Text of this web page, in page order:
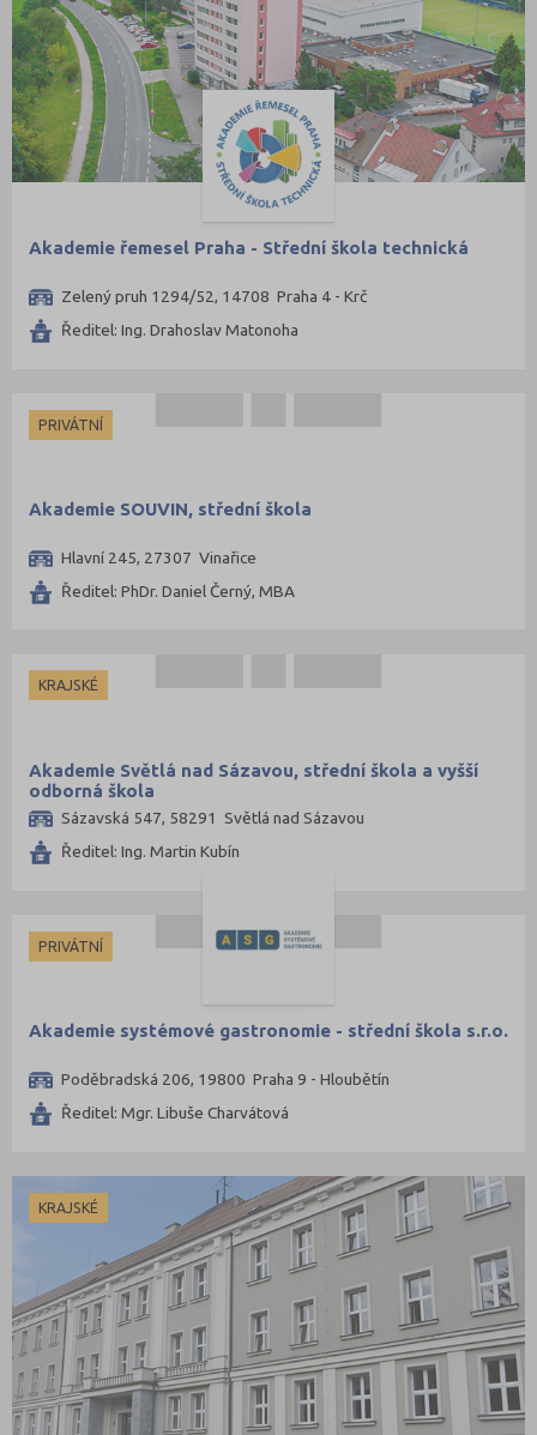
Akademie řemesel Praha - Střední škola technická
Zelený pruh 1294/52, 14708 Praha 4 - Krč
Ředitel: Ing. Drahoslav Matonoha
PRIVÁTNÍ
Akademie SOUVIN, střední škola
Hlavní 245, 27307 Vinařice
Ředitel: PhDr. Daniel Černý, MBA
KRAJSKÉ
Akademie Světlá nad Sázavou, střední škola a vyšší
odborná škola
Sázavská 547, 58291 Světlá nad Sázavou
Ředitel: Ing. Martin Kubín
PRIVÁTNÍ
Akademie systémové gastronomie - střední škola s.r.o.
Poděbradská 206, 19800 Praha 9 - Hloubětín
Ředitel: Mgr. Libuše Charvátová
KRAJSKÉ